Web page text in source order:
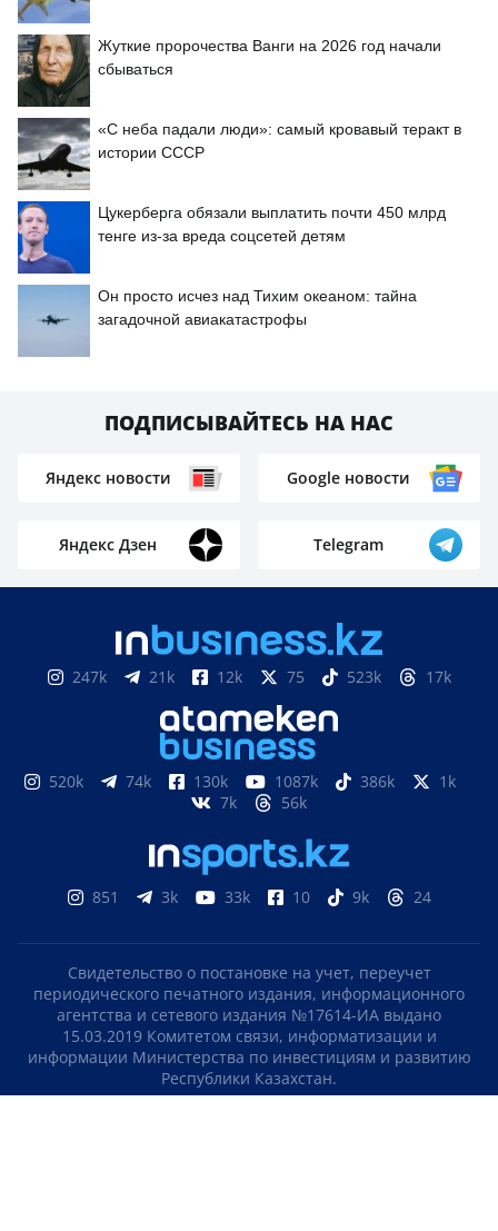
Жуткие пророчества Ванги на 2026 год начали
сбываться
«С неба падали люди»: самый кровавый теракт в
истории СССР
Цукерберга обязали выплатить почти 450 млрд
тенге из-за вреда соцсетей детям
Он просто исчез над Тихим океаном: тайна
загадочной авиакатастрофы
ПОДПИСЫВАЙТЕСЬ НА НАС
Яндекс новости Google новости
Яндекс Дзен Telegram
247k 21k 12k 75 523k 17k
520k 74k 130k 1087k 386k
1k
7k
56k
851 3k 33k 10 9k 24
Свидетельство о постановке на учет, переучет
периодического печатного издания, информационного
агентства и сетевого издания №17614-ИА выдано
15.03.2019 Комитетом связи, информатизации и
информации Министерства по инвестициям и развитию
Республики Казахстан.